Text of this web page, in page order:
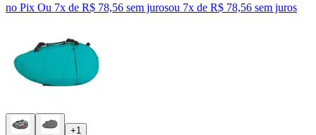
no Pix Ou 7x de R$ 78,56 sem jurosou 7x de R$ 78,56 sem juros
+1